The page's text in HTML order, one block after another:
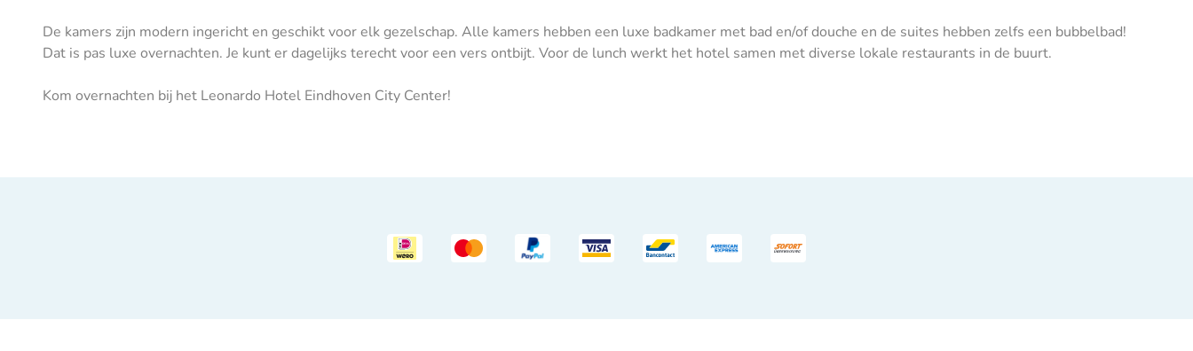
De kamers zijn modern ingericht en geschikt voor elk gezelschap. Alle kamers hebben een luxe badkamer met bad en/of douche en de suites hebben zelfs een bubbelbad!
Dat is pas luxe overnachten. Je kunt er dagelijks terecht voor een vers ontbijt. Voor de lunch werkt het hotel samen met diverse lokale restaurants in de buurt.
Kom overnachten bij het Leonardo Hotel Eindhoven City Center!